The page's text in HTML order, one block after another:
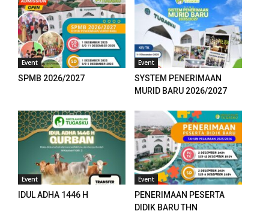
Event
SPMB 2026/2027
Event
SYSTEM PENERIMAAN
MURID BARU 2026/2027
Event
IDUL ADHA 1446 H
Event
PENERIMAAN PESERTA
DIDIK BARU THN